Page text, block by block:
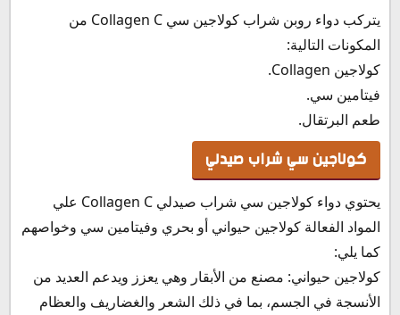
يتركب دواء روبن شراب كولاجين سي Collagen C من
المكونات التالية:
كولاجين Collagen.
فيتامين سي.
طعم البرتقال.
كولاجين سي شراب صيدلي
يحتوي دواء كولاجين سي شراب صيدلي Collagen C علي
المواد الفعالة كولاجين حيواني أو بحري وفيتامين سي وخواصهم
كما يلي:
كولاجين حيواني: مصنع من الأبقار وهي يعزز ويدعم العديد من
الأنسجة في الجسم، بما في ذلك الشعر والغضاريف والعظام